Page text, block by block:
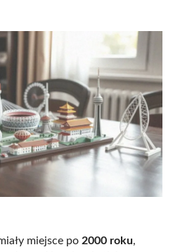
miejsce po 2000 roku,